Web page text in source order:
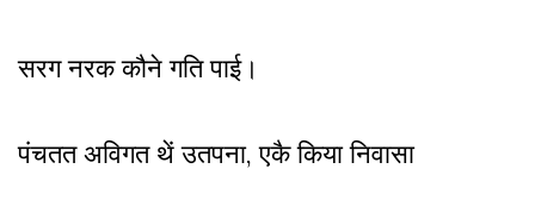
सरग नरक कौने गति पाई।
पंचतत अविगत थें उतपना, एकै किया निवासा